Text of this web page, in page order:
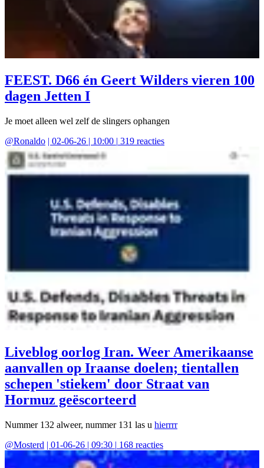
FEEST. D66 én Geert Wilders vieren 100
dagen Jetten I
Je moet alleen wel zelf de slingers ophangen
@Ronaldo | 02-06-26 | 10:00 | 319 reacties
Liveblog oorlog Iran. Weer Amerikaanse
aanvallen op Iraanse doelen; tientallen
schepen 'stiekem' door Straat van
Hormuz geëscorteerd
Nummer 132 alweer, nummer 131 las u hierrrr
@Mosterd | 01-06-26 | 09:30 | 168 reacties